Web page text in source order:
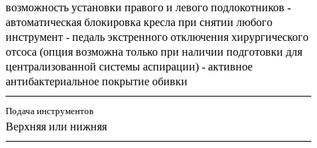
возможность установки правого и левого подлокотников -
автоматическая блокировка кресла при снятии любого
инструмент - педаль экстренного отключения хирургического
отсоса (опция возможна только при наличии подготовки для
централизованной системы аспирации) - активное
антибактериальное покрытие обивки
Подача инструментов
Верхняя или нижняя